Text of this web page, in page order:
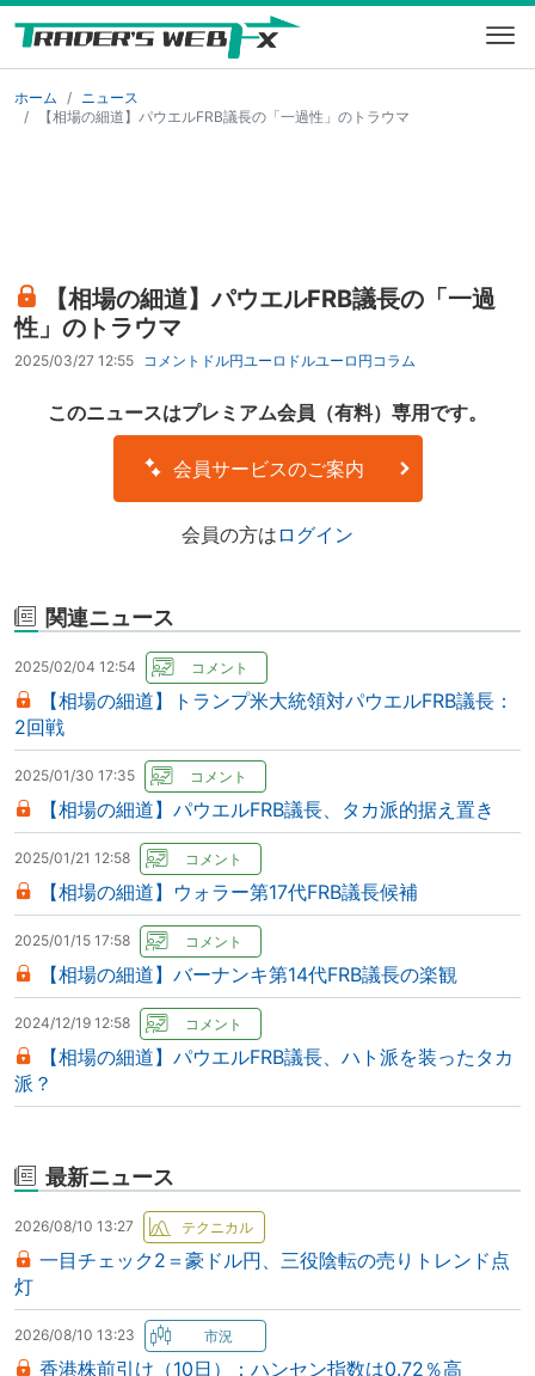
ホーム
ニュース
【相場の細道】パウエルFRB議長の「一過性」のトラウマ
【相場の細道】パウエルFRB議長の「一過
性」のトラウマ
2025/03/27 12:55 コメント ドル円ユーロドルユーロ円コラム
このニュースはプレミアム会員（有料）専用です。
会員サービスのご案内
会員の方は ログイン
関連ニュース
2025/02/04 12:54
【相場の細道】トランプ米大統領対パウエルFRB議長：
2回戦
2025/01/30 17:35
【相場の細道】パウエルFRB議長、タカ派的据え置き
2025/01/21 12:58
【相場の細道】ウォラー第17代FRB議長候補
2025/01/15 17:58
【相場の細道】バーナンキ第14代FRB議長の楽観
2024/12/19 12:58
【相場の細道】パウエルFRB議長、ハト派を装ったタカ
派？
最新ニュース
2026/08/10 13:27
一目チェック2＝豪ドル円、三役陰転の売りトレンド点
灯
2026/08/10 13:23
香港株前引け（10日）：ハンセン指数は0.72％高